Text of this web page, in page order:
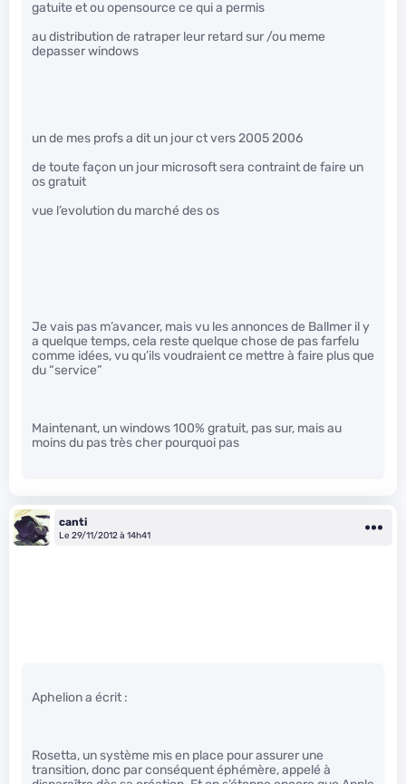
gatuite et ou opensource ce qui a permis
au distribution de ratraper leur retard sur /ou meme
depasser windows
un de mes profs a dit un jour ct vers 2005 2006
de toute façon un jour microsoft sera contraint de faire un
os gratuit
vue l’evolution du marché des os
Je vais pas m’avancer, mais vu les annonces de Ballmer il y
a quelque temps, cela reste quelque chose de pas farfelu
comme idées, vu qu’ils voudraient ce mettre à faire plus que
du “service”
Maintenant, un windows 100% gratuit, pas sur, mais au
moins du pas très cher pourquoi pas
canti
Le 29/11/2012 à 14h41
Aphelion a écrit :
Rosetta, un système mis en place pour assurer une
transition, donc par conséquent éphémère, appelé à